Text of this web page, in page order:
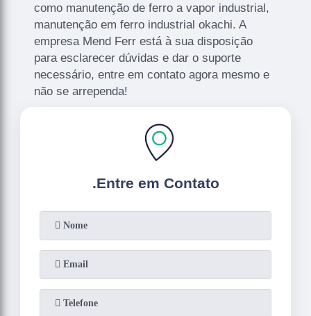
como manutenção de ferro a vapor industrial,
manutenção em ferro industrial okachi. A
empresa Mend Ferr está à sua disposição
para esclarecer dúvidas e dar o suporte
necessário, entre em contato agora mesmo e
não se arrependa!
.Entre em Contato